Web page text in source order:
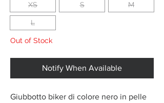
XS S M
L
Out of Stock
Notify When Available
Giubbotto biker di colore nero in pelle